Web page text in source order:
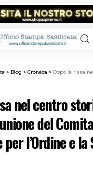
> Blog > Cronaca > Dopo la rissa nel centro storico di Potenza, riunione
nel centro
del
l’Ordine e la